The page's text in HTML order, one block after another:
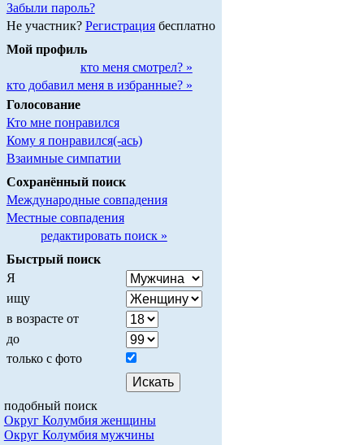
Забыли пароль?
Не участник? Регистрациябесплатно
Мой профиль
кто меня смотрел? »
кто добавил меня в избранные? »
Голосование
Кто мне понравился
Кому я понравился(-ась)
Взаимные симпатии
Сохранённый поиск
Международные совпадения
Местные совпадения
редактировать поиск »
Быстрый поиск
Я
ищу
в возрасте от
до
только с фото
подобный поиск
Округ Колумбия женщины
Округ Колумбия мужчины